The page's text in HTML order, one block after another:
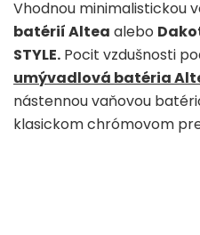
Vhodnou minimalistickou
batérií Altea alebo
STYLE. Pocit vzdušnosti
umývadlová batéria
nástennou vaňovou
klasickom chrómovom